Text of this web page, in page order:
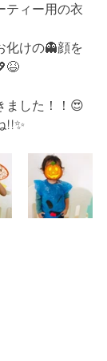
ティー用の衣
化けの👻顔を
ました！！😍
!!✨